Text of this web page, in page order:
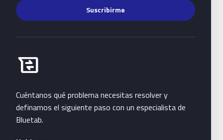
Suscribirme
business_messages
Habla con Bluetab
Cuéntanos qué problema necesitas resolver y
definamos el siguiente paso con un especialista de
Bluetab.